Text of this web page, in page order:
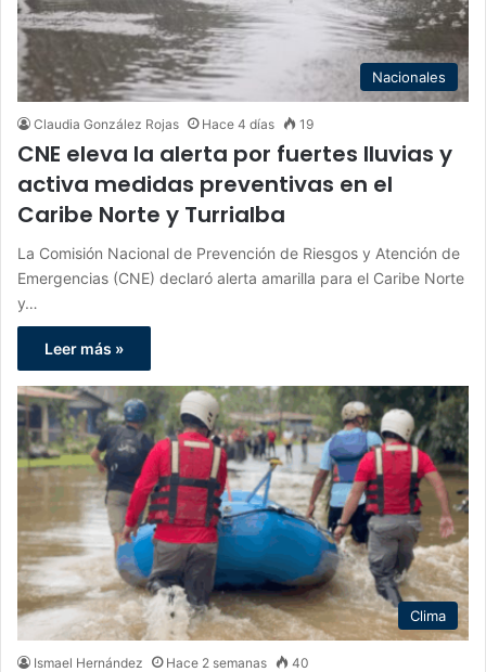
Nacionales
Claudia González Rojas Hace 4 días 19
CNE eleva la alerta por fuertes lluvias y
activa medidas preventivas en el
Caribe Norte y Turrialba
La Comisión Nacional de Prevención de Riesgos y Atención de
Emergencias (CNE) declaró alerta amarilla para el Caribe Norte
y…
Leer más »
Clima
Ismael Hernández Hace 2 semanas 40